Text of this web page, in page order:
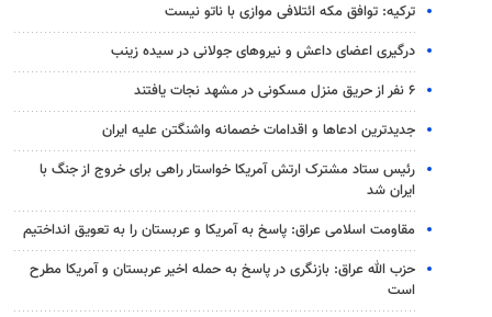
ترکیه: توافق مکه ائتلافی موازی با ناتو نیست
درگیری اعضای داعش و نیروهای جولانی در سیده زینب
۶ نفر از حریق منزل مسکونی در مشهد نجات یافتند
جدیدترین ادعاها و اقدامات خصمانه واشنگتن علیه ایران
رئیس ستاد مشترک ارتش آمریکا خواستار راهی برای خروج از جنگ با
ایران شد
مقاومت اسلامی عراق: پاسخ به آمریکا و عربستان را به تعویق انداختیم
حزب الله عراق: بازنگری در پاسخ به حمله اخیر عربستان و آمریکا مطرح
است